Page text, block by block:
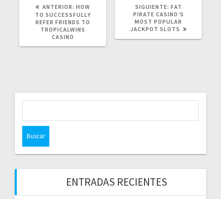
ANTERIOR: POST
ANTERIOR:
HOW
TO SUCCESSFULLY
REFER FRIENDS TO
TROPICALWINS
CASINO
SIGUIENTE: SIGUIENTE
POST:
FAT
PIRATE CASINO’S
MOST POPULAR
JACKPOT SLOTS
ENTRADAS RECIENTES